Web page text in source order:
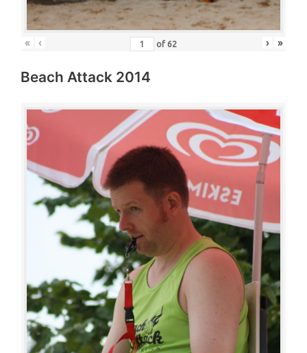
« ‹ of 62 › »
Beach Attack 2014